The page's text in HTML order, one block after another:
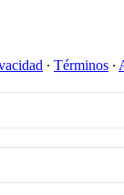
∙ Términos ∙